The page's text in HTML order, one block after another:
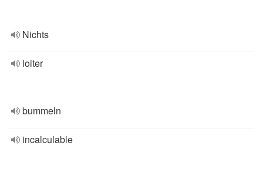
Nichts
loiter
bummeln
incalculable